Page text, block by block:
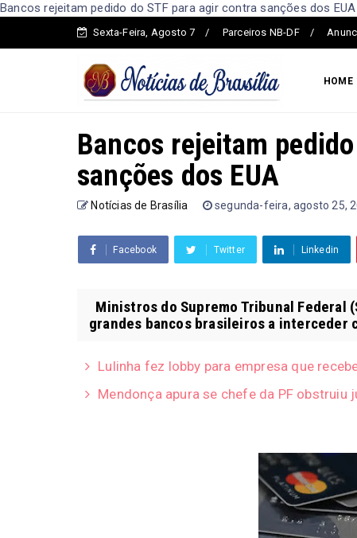
Bancos rejeitam pedido do STF para agir contra sanções dos
Sexta-Feira, Agosto 7 Parceiros NB-DF
HOME
Bancos rejeitam
sanções dos EUA
Notícias de Brasília segunda-feira, agosto 25,
Facebook Twitter Linkedin
Ministros do Supremo Tribunal Federal
grandes bancos brasileiros a interceder
Lulinha fez lobby para empresa que
Mendonça apura se chefe da PF obstruiu